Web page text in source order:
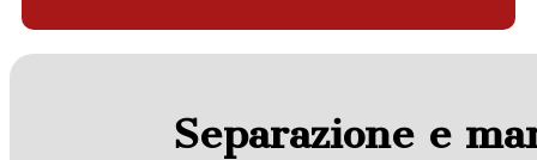
Separazione e